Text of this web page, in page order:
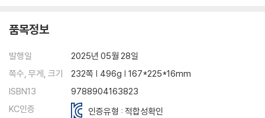
품목정보
발행일
2025년 05월 28일
쪽수, 무게, 크기
232쪽 | 496g | 167*225*16mm
ISBN13
9788904163823
KC인증
인증유형 : 적합성확인